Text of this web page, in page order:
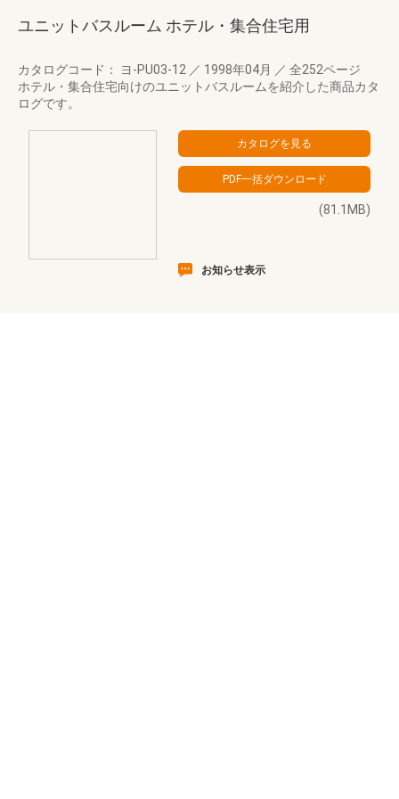
ユニットバスルーム ホテル・集合住宅用
カタログコード： ヨ-PU03-12 ／ 1998年04月 ／ 全252ページ
ホテル・集合住宅向けのユニットバスルームを紹介した商品カタ
ログです。
(81.1MB)
お知らせ表示